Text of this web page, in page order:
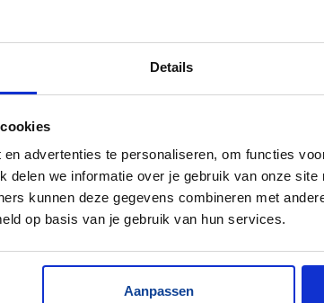
Details
advertenties te personaliseren, om functies
delen we informatie over je gebruik van onze
kunnen deze gegevens combineren met
op basis van je gebruik van hun services.
Aanpassen
mm | B 900 mm
Heftafel - 1010416
1000 kg | L 2200 mm | B
Heftafels - 1008612
1000 kg | L 2885 mm | B